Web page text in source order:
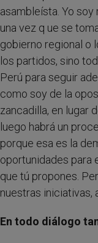
asambleísta. Yo
una vez q ue se
gobierno regional o
los partidos, sino
Perú para seguir
como soy de la
zancadilla, en lugar
luego habrá un
porque esa es la
oportunidades para
que tú propones.
nuestras iniciativas,
En todo diálogo